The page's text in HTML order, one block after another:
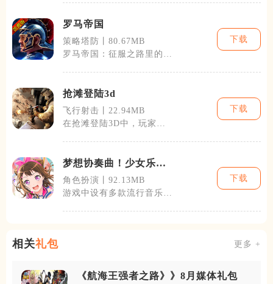
罗马帝国
策略塔防丨80.67MB
罗马帝国：征服之路里的任
下载
抢滩登陆3d
飞行射击丨22.94MB
在抢滩登陆3D中，玩家将
下载
梦想协奏曲！少女乐团
派对！
角色扮演丨92.13MB
游戏中设有多款流行音乐，
下载
相关礼包 更多 +
《航海王强者之路》》8月媒体礼包